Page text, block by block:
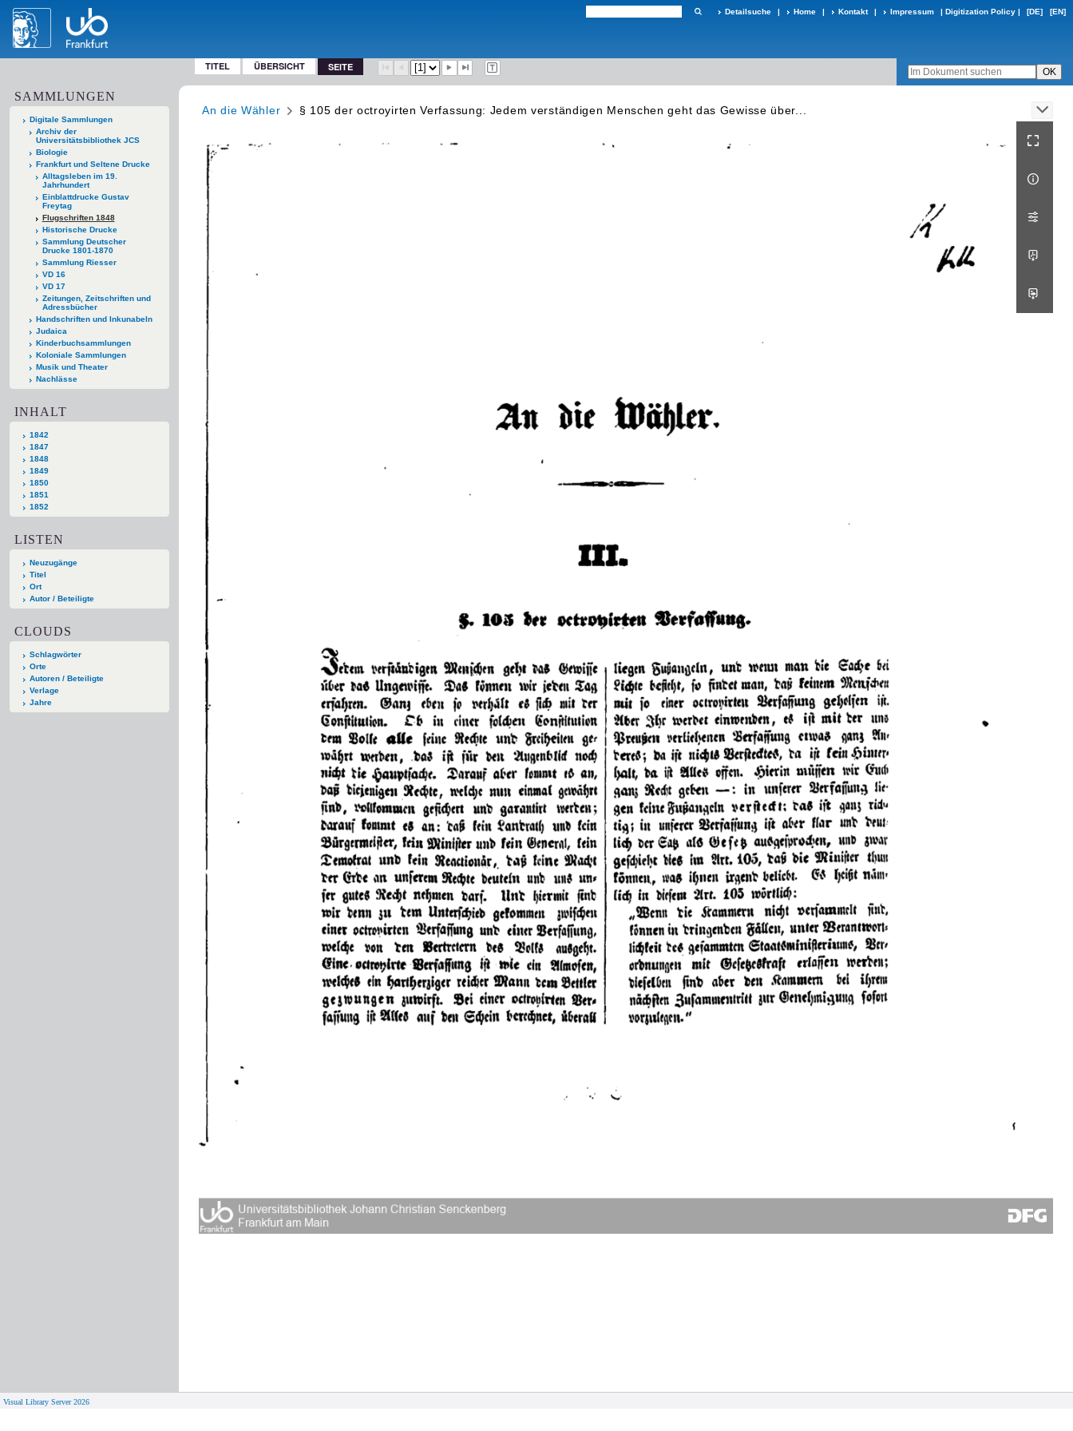
Detailsuche | Home | Kontakt | Impressum | Digitization Policy | [DE] [EN]
TITEL ÜBERSICHT SEITE
SAMMLUNGEN
Digitale Sammlungen
Archiv der
Universitätsbibliothek JCS
Biologie
Frankfurt und Seltene Drucke
Alltagsleben im 19.
Jahrhundert
Einblattdrucke Gustav
Freytag
Flugschriften 1848
Historische Drucke
Sammlung Deutscher
Drucke 1801-1870
Sammlung Riesser
VD 16
VD 17
Zeitungen, Zeitschriften und
Adressbücher
Handschriften und Inkunabeln
Judaica
Kinderbuchsammlungen
Koloniale Sammlungen
Musik und Theater
Nachlässe
INHALT
1842
1847
1848
1849
1850
1851
1852
LISTEN
Neuzugänge
Titel
Ort
Autor / Beteiligte
CLOUDS
Schlagwörter
Orte
Autoren / Beteiligte
Verlage
Jahre
An die Wähler § 105 der octroyirten Verfassung: Jedem verständigen Menschen geht das Gewisse über...
Visual Library Server 2026